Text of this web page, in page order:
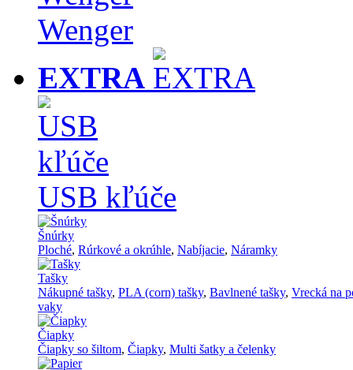
Wenger
EXTRA
USB kľúče
Šnúrky
Ploché, Rúrkové a okrúhle, Nabíjacie, Náramky
Tašky
Nákupné tašky, PLA (corn) tašky, Bavlnené tašky, Vrecká na
vaky
Čiapky
Čiapky so šiltom, Čiapky, Multi šatky a čelenky